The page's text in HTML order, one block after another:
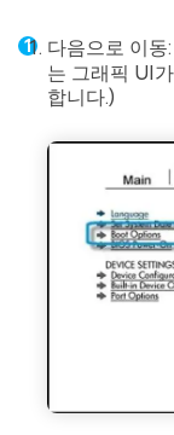
다음으로 이동:
는 그래픽 UI
합니다.)